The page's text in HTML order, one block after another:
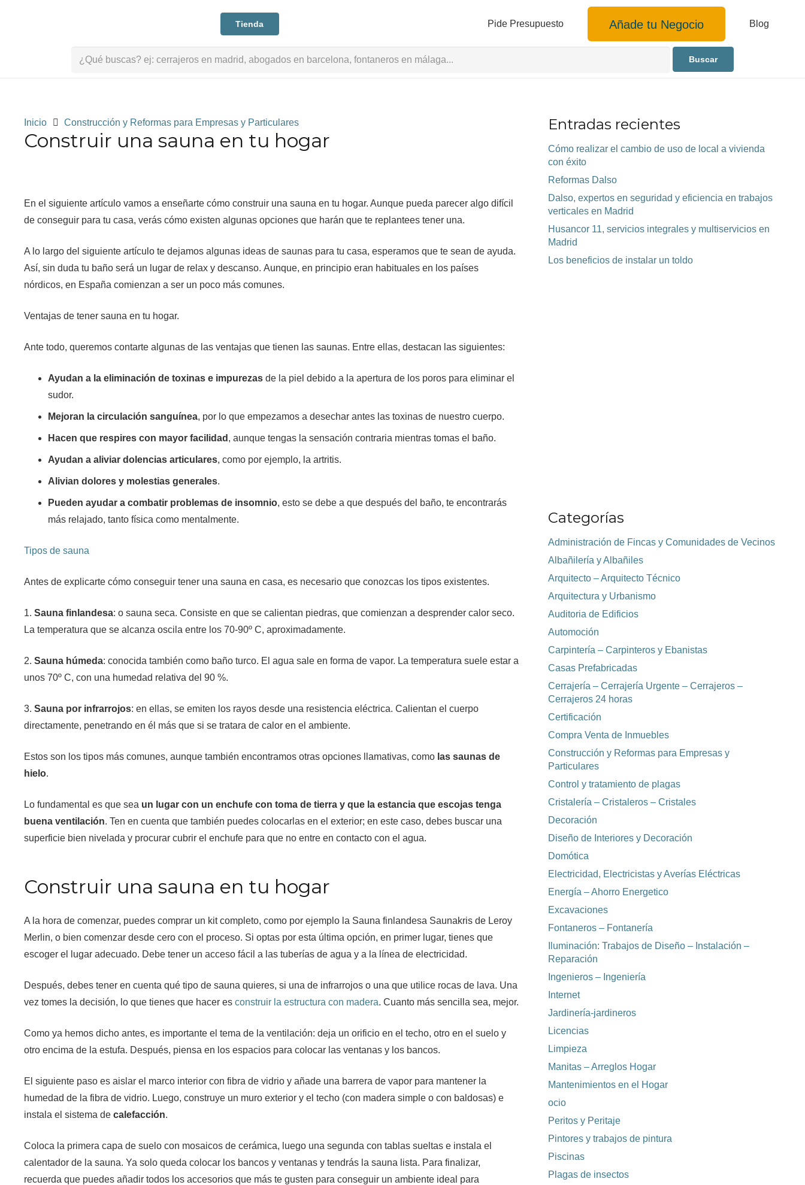
Tienda Pide Presupuesto Añade tu Negocio Blog
Buscar:
Inicio Construcción y Reformas para Empresas y Particulares
Construir una sauna en tu hogar
En el siguiente artículo vamos a enseñarte cómo construir una sauna en tu hogar. Aunque pueda parecer algo difícil
de conseguir para tu casa, verás cómo existen algunas opciones que harán que te replantees tener una.
A lo largo del siguiente artículo te dejamos algunas ideas de saunas para tu casa, esperamos que te sean de ayuda.
Así, sin duda tu baño será un lugar de relax y descanso. Aunque, en principio eran habituales en los países
nórdicos, en España comienzan a ser un poco más comunes.
Ventajas de tener sauna en tu hogar.
Ante todo, queremos contarte algunas de las ventajas que tienen las saunas. Entre ellas, destacan las siguientes:
Ayudan a la eliminación de toxinas e impurezas de la piel debido a la apertura de los poros para eliminar el
sudor.
Mejoran la circulación sanguínea, por lo que empezamos a desechar antes las toxinas de nuestro cuerpo.
Hacen que respires con mayor facilidad , aunque tengas la sensación contraria mientras tomas el baño.
Ayudan a aliviar dolencias articulares, como por ejemplo, la artritis.
Alivian dolores y molestias generales.
Pueden ayudar a combatir problemas de insomnio, esto se debe a que después del baño, te encontrarás
más relajado, tanto física como mentalmente.
Tipos de sauna
Antes de explicarte cómo conseguir tener una sauna en casa, es necesario que conozcas los tipos existentes.
1. Sauna finlandesa: o sauna seca. Consiste en que se calientan piedras, que comienzan a desprender calor seco.
La temperatura que se alcanza oscila entre los 70-90º C, aproximadamente.
2. Sauna húmeda: conocida también como baño turco. El agua sale en forma de vapor. La temperatura suele estar a
unos 70º C, con una humedad relativa del 90 %.
3. Sauna por infrarrojos: en ellas, se emiten los rayos desde una resistencia eléctrica. Calientan el cuerpo
directamente, penetrando en él más que si se tratara de calor en el ambiente.
Estos son los tipos más comunes, aunque también encontramos otras opciones llamativas, como las saunas de
hielo.
Lo fundamental es que sea un lugar con un enchufe con toma de tierra y que la estancia que escojas tenga
buena ventilación. Ten en cuenta que también puedes colocarlas en el exterior; en este caso, debes buscar una
superficie bien nivelada y procurar cubrir el enchufe para que no entre en contacto con el agua.
Construir una sauna en tu hogar
A la hora de comenzar, puedes comprar un kit completo, como por ejemplo la Sauna finlandesa Saunakris de Leroy
Merlin, o bien comenzar desde cero con el proceso. Si optas por esta última opción, en primer lugar, tienes que
escoger el lugar adecuado. Debe tener un acceso fácil a las tuberías de agua y a la línea de electricidad.
Después, debes tener en cuenta qué tipo de sauna quieres, si una de infrarrojos o una que utilice rocas de lava. Una
vez tomes la decisión, lo que tienes que hacer es construir la estructura con madera. Cuanto más sencilla sea, mejor.
Como ya hemos dicho antes, es importante el tema de la ventilación: deja un orificio en el techo, otro en el suelo y
otro encima de la estufa. Después, piensa en los espacios para colocar las ventanas y los bancos.
El siguiente paso es aislar el marco interior con fibra de vidrio y añade una barrera de vapor para mantener la
humedad de la fibra de vidrio. Luego, construye un muro exterior y el techo (con madera simple o con baldosas) e
instala el sistema de calefacción.
Coloca la primera capa de suelo con mosaicos de cerámica, luego una segunda con tablas sueltas e instala el
calentador de la sauna. Ya solo queda colocar los bancos y ventanas y tendrás la sauna lista. Para finalizar,
recuerda que puedes añadir todos los accesorios que más te gusten para conseguir un ambiente ideal para
Entradas recientes
Cómo realizar el cambio de uso de local a vivienda
con éxito
Reformas Dalso
Dalso, expertos en seguridad y eficiencia en trabajos
verticales en Madrid
Husancor 11, servicios integrales y multiservicios en
Madrid
Los beneficios de instalar un toldo
Categorías
Administración de Fincas y Comunidades de Vecinos
Albañilería y Albañiles
Arquitecto – Arquitecto Técnico
Arquitectura y Urbanismo
Auditoria de Edificios
Automoción
Carpintería – Carpinteros y Ebanistas
Casas Prefabricadas
Cerrajería – Cerrajería Urgente – Cerrajeros –
Cerrajeros 24 horas
Certificación
Compra Venta de Inmuebles
Construcción y Reformas para Empresas y
Particulares
Control y tratamiento de plagas
Cristalería – Cristaleros – Cristales
Decoración
Diseño de Interiores y Decoración
Domótica
Electricidad, Electricistas y Averías Eléctricas
Energía – Ahorro Energetico
Excavaciones
Fontaneros – Fontanería
Iluminación: Trabajos de Diseño – Instalación –
Reparación
Ingenieros – Ingeniería
Internet
Jardinería-jardineros
Licencias
Limpieza
Manitas – Arreglos Hogar
Mantenimientos en el Hogar
ocio
Peritos y Peritaje
Pintores y trabajos de pintura
Piscinas
Plagas de insectos